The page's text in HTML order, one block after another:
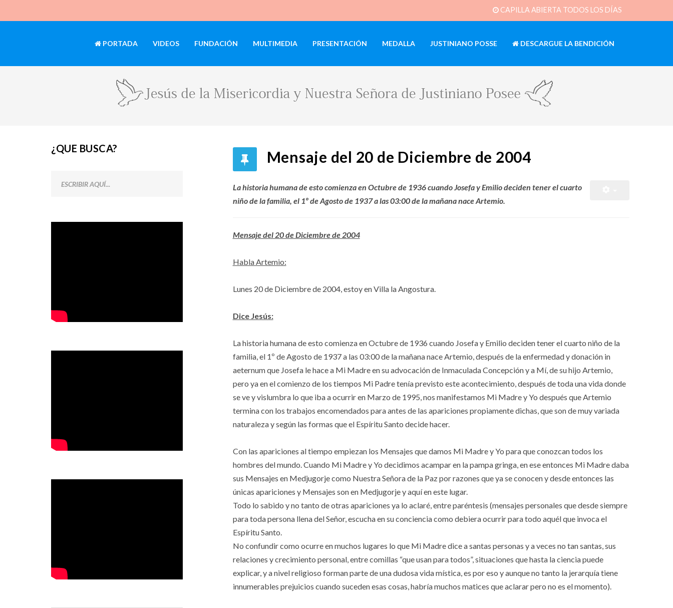
CAPILLA ABIERTA TODOS LOS DÍAS
PORTADA VIDEOS FUNDACIÓN MULTIMEDIA PRESENTACIÓN MEDALLA JUSTINIANO POSSE DESCARGUE LA BENDICIÓN
¿QUE BUSCA? Mensaje del 20 de Diciembre de 2004
La historia humana de esto comienza en Octubre de 1936 cuando Josefa y Emilio deciden tener el cuarto
niño de la familia, el 1º de Agosto de 1937 a las 03:00 de la mañana nace Artemio.
Mensaje del 20 de Diciembre de 2004
Habla Artemio:
Lunes 20 de Diciembre de 2004, estoy en Villa la Angostura.
Dice Jesús:
La historia humana de esto comienza en Octubre de 1936 cuando Josefa y Emilio deciden tener el cuarto niño de la
familia, el 1º de Agosto de 1937 a las 03:00 de la mañana nace Artemio, después de la enfermedad y donación in
aeternum que Josefa le hace a Mi Madre en su advocación de Inmaculada Concepción y a Mí, de su hijo Artemio,
pero ya en el comienzo de los tiempos Mi Padre tenía previsto este acontecimiento, después de toda una vida donde
se ve y vislumbra lo que iba a ocurrir en Marzo de 1995, nos manifestamos Mi Madre y Yo después que Artemio
termina con los trabajos encomendados para antes de las apariciones propiamente dichas, que son de muy variada
naturaleza y según las formas que el Espíritu Santo decide hacer.
Con las apariciones al tiempo empiezan los Mensajes que damos Mi Madre y Yo para que conozcan todos los
hombres del mundo. Cuando Mi Madre y Yo decidimos acampar en la pampa gringa, en ese entonces Mi Madre daba
sus Mensajes en Medjugorje como Nuestra Señora de la Paz por razones que ya se conocen y desde entonces las
únicas apariciones y Mensajes son en Medjugorje y aquí en este lugar.
Todo lo sabido y no tanto de otras apariciones ya lo aclaré, entre paréntesis (mensajes personales que desde siempre
para toda persona llena del Señor, escucha en su conciencia como debiera ocurrir para todo aquél que invoca el
Espíritu Santo.
No confundir como ocurre en muchos lugares lo que Mi Madre dice a santas personas y a veces no tan santas, sus
relaciones y crecimiento personal, entre comillas “que usan para todos”, situaciones que hasta la ciencia puede
explicar, y a nivel religioso forman parte de una dudosa vida mística, es por eso y aunque no tanto la jerarquía tiene
innumerables prejuicios cuando suceden esas cosas, habría muchos matices que aclarar pero no es el momento).